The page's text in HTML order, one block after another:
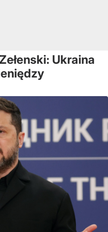
Ukraina